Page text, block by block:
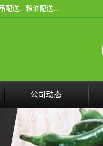
东莞市康隆膳食管理有限公司主要从事：蔬菜配送、食堂承包、企业工厂食堂承包、机关单位食堂承包、调味品配送、粮油配送、干货配送、副食配送、水果配送、海鲜配送等业务，东莞蔬菜配送电话，咨询在线客服。
公司动态